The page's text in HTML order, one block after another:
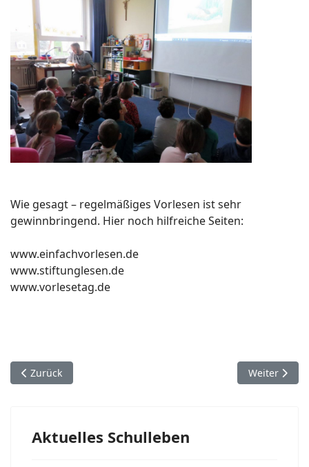
Wie gesagt – regelmäßiges Vorlesen ist sehr
gewinnbringend. Hier noch hilfreiche Seiten:
www.einfachvorlesen.de
www.stiftunglesen.de
www.vorlesetag.de
Vorheriger Beitrag: Weihnachtsfeier für Ehrenamtliche
Zurück Nächster
Weiter
Aktuelles Schulleben